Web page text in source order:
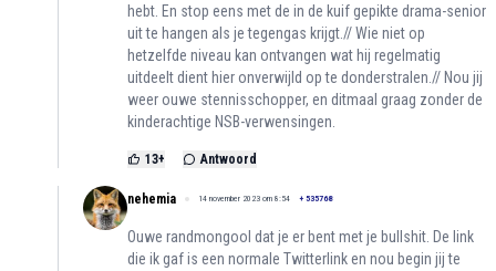
hebt. En stop eens met de in de kuif gepikte drama-senior
uit te hangen als je tegengas krijgt.// Wie niet op
hetzelfde niveau kan ontvangen wat hij regelmatig
uitdeelt dient hier onverwijld op te donderstralen.// Nou jij
weer ouwe stennisschopper, en ditmaal graag zonder de
kinderachtige NSB-verwensingen.
13+ Antwoord
nehemia 14 november 2023 om 8:54 + 535768
Ouwe randmongool dat je er bent met je bullshit. De link
die ik gaf is een normale Twitterlink en nou begin jij te